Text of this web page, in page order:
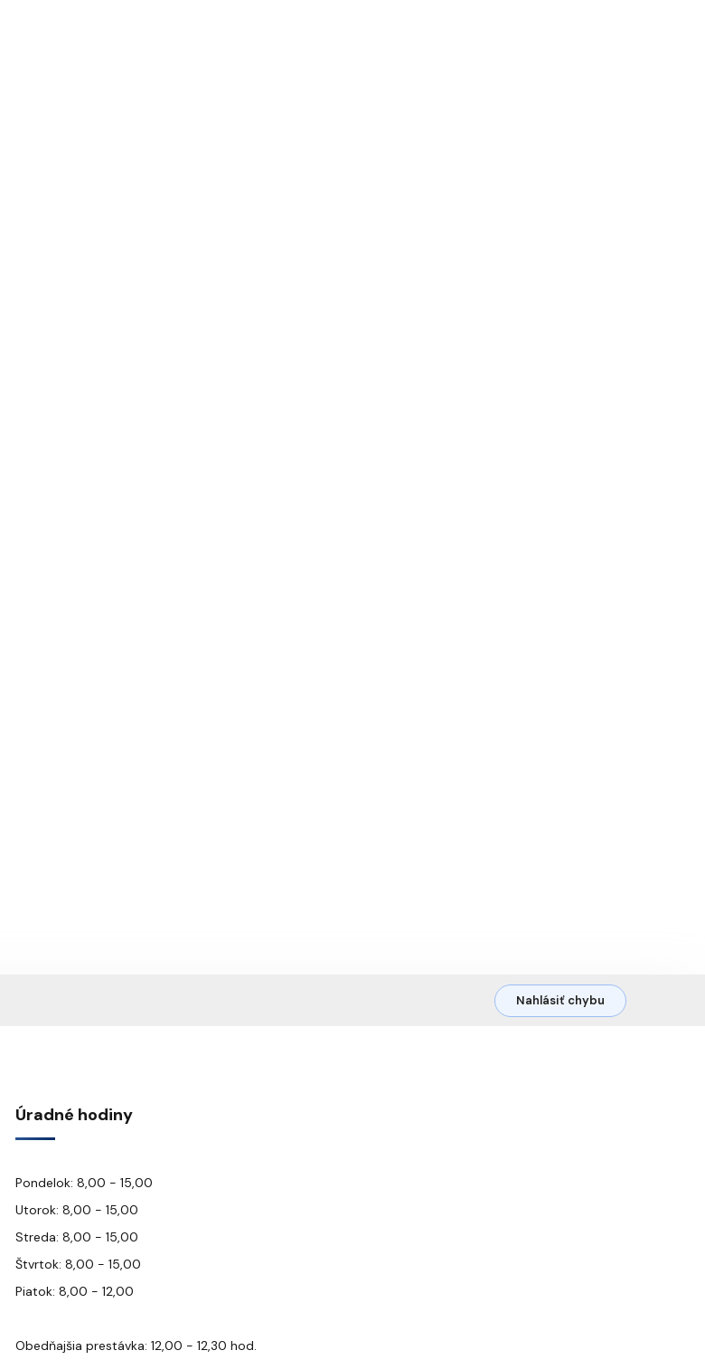
Nahlásiť chybu
Úradné hodiny
Pondelok: 8,00 - 15,00
Utorok: 8,00 - 15,00
Streda: 8,00 - 15,00
Štvrtok: 8,00 - 15,00
Piatok: 8,00 - 12,00
Obedňajšia prestávka: 12,00 - 12,30 hod.